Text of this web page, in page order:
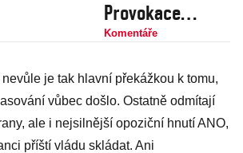
Provokace
Kremlu
Putinova pátá
kolona jen kvete
Komentáře
je tak hlavní překážkou k tomu,
vůbec došlo. Ostatně odmítají
ale i nejsilnější opoziční hnutí ANO,
příští vládu skládat. Ani